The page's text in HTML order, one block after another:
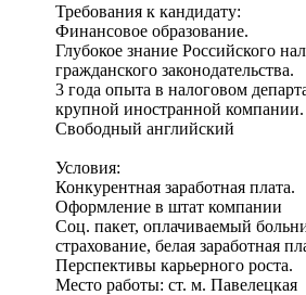
Требования к кандидату:
Финансовое образование.
Глубокое знание Российского
гражданского законодательства.
3 года опыта в налоговом
крупной иностранной компании.
Свободный английский
Условия:
Конкурентная заработная плата.
Оформление в штат компании
Соц. пакет, оплачиваемый
страхование, белая заработная
Перспективы карьерного роста.
Место работы: ст. м. Павелецкая